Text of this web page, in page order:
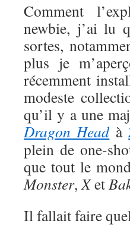
Comment
newbie, j’ai lu
sortes,
plus je
récemment
modeste
qu’il y a une
Dragon Headà
plein de one-
que tout le
Monster,Xet
Il fallait faire